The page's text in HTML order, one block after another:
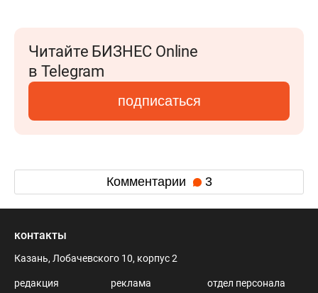
Читайте БИЗНЕС Online
в Telegram
подписаться
Комментарии 3
контакты
Казань, Лобачевского 10, корпус 2
редакция
реклама
отдел персонала